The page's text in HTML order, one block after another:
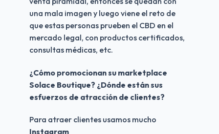
una mala imagen y luego viene el reto de
que estas personas prueben el CBD en el
mercado legal, con productos certificados,
consultas médicas, etc.
¿Cómo promocionan su marketplace
Solace Boutique? ¿Dónde están sus
esfuerzos de atracción de clientes?